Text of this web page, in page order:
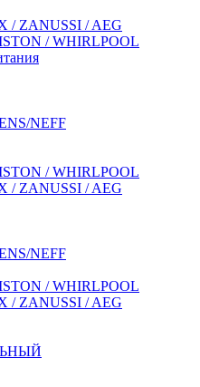
/ ZANUSSI / AEG
/ WHIRLPOOL
NEFF
/ WHIRLPOOL
/ ZANUSSI / AEG
NEFF
/ WHIRLPOOL
/ ZANUSSI / AEG